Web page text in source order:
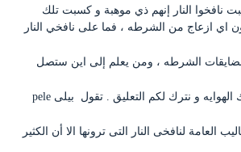
نافخوا النار إنهم ذي موهبة و كسبت تلك
اي ازعاج من الشرطه ، فما على نافخي النار
الشرطه ، ومن يعلم إلى اين ستصل
في النهاية نعرض عليكم بعض المقتطفات من احاديث نافخي النار وكيف يتم ممارسة تلك الهوايه و نترك لكم التعليق . تقول بيلى pele
لنافخى النار التى ترونها الا أن الكثير